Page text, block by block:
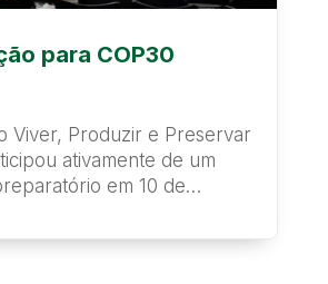
para COP30
Viver, Produzir e Preservar
ativamente de um
em 10 de